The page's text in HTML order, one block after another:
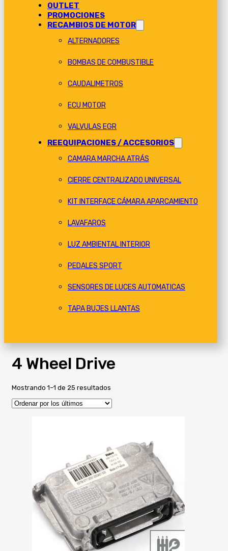
OUTLET
PROMOCIONES
RECAMBIOS DE MOTOR
ALTERNADORES
BOMBAS DE COMBUSTIBLE
CAUDALIMETROS
ECU MOTOR
VALVULAS EGR
REEQUIPACIONES / ACCESORIOS
CAMARA MARCHA ATRÁS
CIERRE CENTRALIZADO UNIVERSAL
KIT INTERFACE CÁMARA APARCAMIENTO
LAVAFAROS
LUZ AMBIENTAL INTERIOR
PEDALES SPORT
SENSORES DE LUCES AUTOMATICAS
TAPA BUJES LLANTAS
4 Wheel Drive
Mostrando 1–1 de 25 resultados
últimos